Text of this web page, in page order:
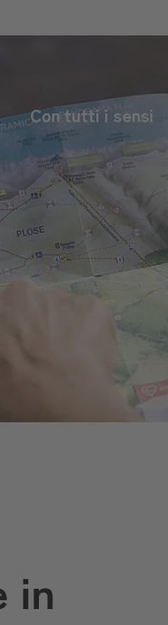
Con tutti i sensi
in